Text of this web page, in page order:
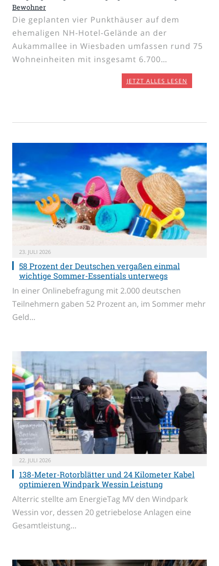
Bewohner
Die geplanten vier Punkthäuser auf dem
ehemaligen NH-Hotel-Gelände an der
Aukammallee in Wiesbaden umfassen rund 75
Wohneinheiten mit insgesamt 6.700…
JETZT ALLES LESEN
23. JULI 2026
58 Prozent der Deutschen vergaßen einmal
wichtige Sommer-Essentials unterwegs
In einer Onlinebefragung mit 2.000 deutschen
Teilnehmern gaben 52 Prozent an, im Sommer mehr
Geld…
22. JULI 2026
138-Meter-Rotorblätter und 24 Kilometer Kabel
optimieren Windpark Wessin Leistung
Alterric stellte am EnergieTag MV den Windpark
Wessin vor, dessen 20 getriebelose Anlagen eine
Gesamtleistung…